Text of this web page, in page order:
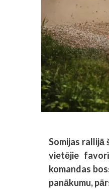
Somijas rallijā
vietējie
komandas
panākumu,